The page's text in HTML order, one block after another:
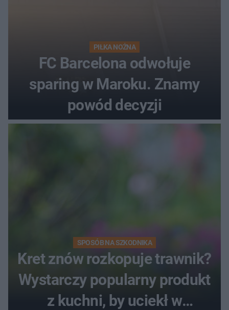
PIŁKA NOŻNA
FC Barcelona odwołuje
sparing w Maroku. Znamy
powód decyzji
SPOSÓB NA SZKODNIKA
Kret znów rozkopuje trawnik?
Wystarczy popularny produkt
z kuchni, by uciekł w